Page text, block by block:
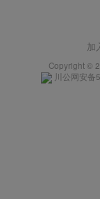
加
Copyright ©
川公网安